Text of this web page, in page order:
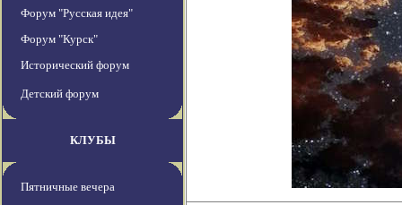
Форум "Русская идея"
Форум "Курск"
Исторический форум
Детский форум
КЛУБЫ
Пятничные вечера